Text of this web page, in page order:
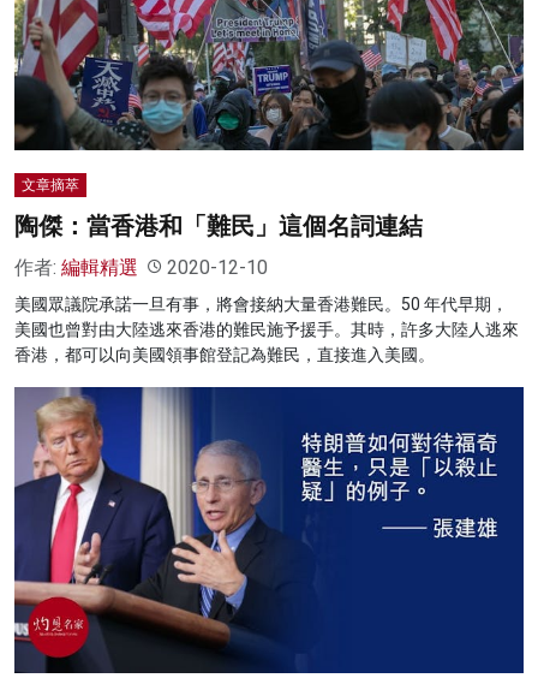
文章摘萃
陶傑：當香港和「難民」這個名詞連結
作者: 編輯精選 2020-12-10
美國眾議院承諾一旦有事，將會接納大量香港難民。50 年代早期，
美國也曾對由大陸逃來香港的難民施予援手。其時，許多大陸人逃來
香港，都可以向美國領事館登記為難民，直接進入美國。